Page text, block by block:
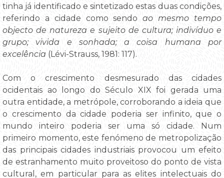
tinha já identificado e sintetizado estas duas condições,
referindo a cidade como sendoao mesmo tempo
objecto de natureza e sujeito de cultura; indivíduo e
grupo; vivida e sonhada; a coisa humana por
excelência (Lévi-Strauss, 1981: 117).
Com o crescimento desmesurado das cidades
ocidentais ao longo do Século XIX foi gerada uma
outra entidade, a metrópole, corroborando a ideia que
o crescimento da cidade poderia ser infinito, que o
mundo inteiro poderia ser uma só cidade. Num
primeiro momento, este fenómeno de metropolização
das principais cidades industriais provocou um efeito
de estranhamento muito proveitoso do ponto de vista
cultural, em particular para as elites intelectuais do